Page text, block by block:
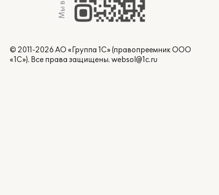
© 2011-2026 АО «Группа 1С» (правопреемник ООО
«1С»). Все права защищены. websol@1c.ru